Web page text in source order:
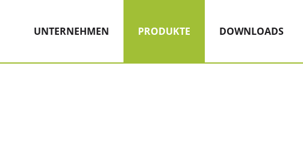
UNTERNEHMEN
PRODUKTE (AKTIV)DOWNLOADS